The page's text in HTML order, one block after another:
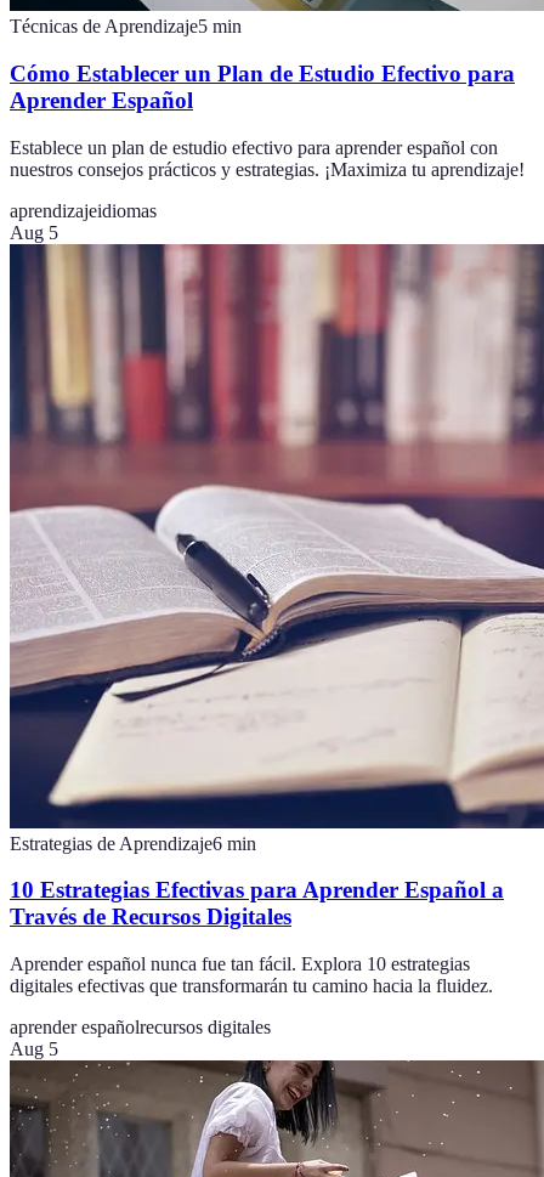
Técnicas de Aprendizaje5 min
Cómo Establecer un Plan de Estudio Efectivo para
Aprender Español
Establece un plan de estudio efectivo para aprender español con
nuestros consejos prácticos y estrategias. ¡Maximiza tu aprendizaje!
aprendizajeidiomas
Aug 5
Estrategias de Aprendizaje6 min
10 Estrategias Efectivas para Aprender Español a
Través de Recursos Digitales
Aprender español nunca fue tan fácil. Explora 10 estrategias
digitales efectivas que transformarán tu camino hacia la fluidez.
aprender españolrecursos digitales
Aug 5